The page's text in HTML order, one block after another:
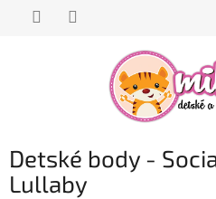
Detské body -
Lullaby